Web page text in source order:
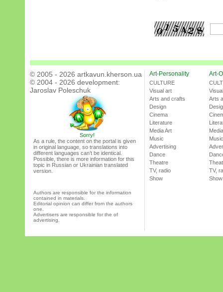
© 2005 - 2026 artkavun.kherson.ua
© 2004 - 2026 development:
Jaroslav Poleschuk
Sorry!
As a rule, the content on the portal is given
in original language, so translations into
different languages can’t be identical.
Possible, there is more information for this
topic in Russian or Ukrainian translated
version.
Authors are responsible for the information
contained in materials.
Editorial opinion can differ from the authors
one.
Advertisers are responsible for the of
advertising.
Art-Personality
CULTURE
Visual art
Arts and crafts
Design
Cinema
Literature
Media Art
Music
Advertising
Dance
Theatre
TV, radio
Show
Art-
Arts
Music
TV,
Show